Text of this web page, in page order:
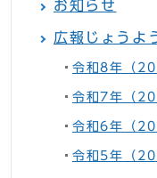
お知らせ
広報じょうよ
令和8年（
令和7年（
令和6年（
令和5年（